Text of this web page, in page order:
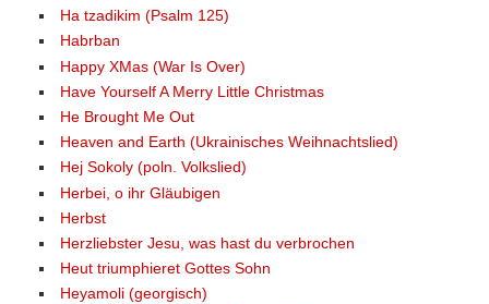
Ha tzadikim (Psalm 125)
Habrban
Happy XMas (War Is Over)
Have Yourself A Merry Little Christmas
He Brought Me Out
Heaven and Earth (Ukrainisches Weihnachtslied)
Hej Sokoly (poln. Volkslied)
Herbei, o ihr Gläubigen
Herbst
Herzliebster Jesu, was hast du verbrochen
Heut triumphieret Gottes Sohn
Heyamoli (georgisch)